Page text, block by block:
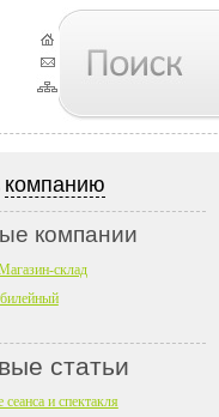
компанию
компании
склад
статьи
сеанса и спектакля